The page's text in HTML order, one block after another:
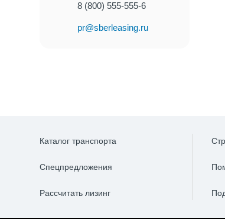
8 (800) 555-555-6
pr@sberleasing.ru
Каталог транспорта
Спецпредложения
Рассчитать лизинг